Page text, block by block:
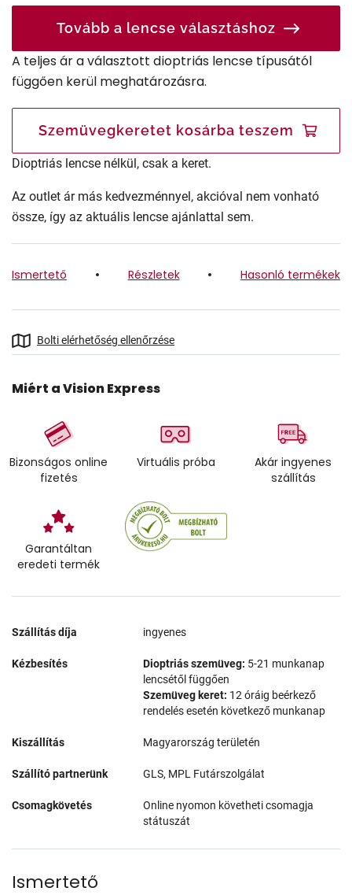
Tovább a lencse választáshoz
A teljes ár a választott dioptriás lencse típusától
függően kerül meghatározásra.
Szemüvegkeretet kosárba teszem
Dioptriás lencse nélkül, csak a keret.
Az outlet ár más kedvezménnyel, akcióval nem vonható
össze, így az aktuális lencse ajánlattal sem.
Ismertető Részletek Hasonló termékek
Bolti elérhetőség ellenőrzése
Miért a Vision Express
Bizonságos online
fizetés
Virtuális próba
Akár ingyenes
szállítás
Garantáltan
eredeti termék
Szállítás díja ingyenes
Kézbesítés Dioptriás szemüveg: 5-21 munkanap
lencsétől függően
Szemüveg keret: 12 óráig beérkező
rendelés esetén következő munkanap
Kiszállítás Magyarország területén
Szállító partnerünk GLS, MPL Futárszolgálat
Csomagkövetés
Online nyomon követheti csomagja
státuszát
Ismertető